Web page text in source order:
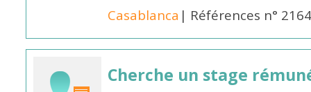
Casablanca | Références n°
Cherche un stage